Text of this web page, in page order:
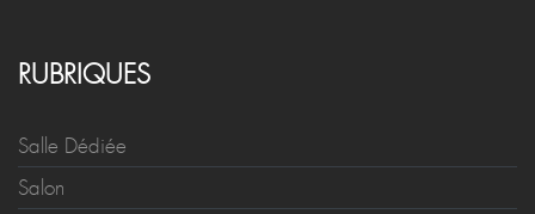
RUBRIQUES
Salle Dédiée
Salon